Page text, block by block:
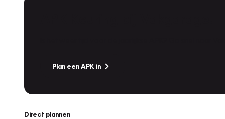
Plan een APK in
Direct plannen